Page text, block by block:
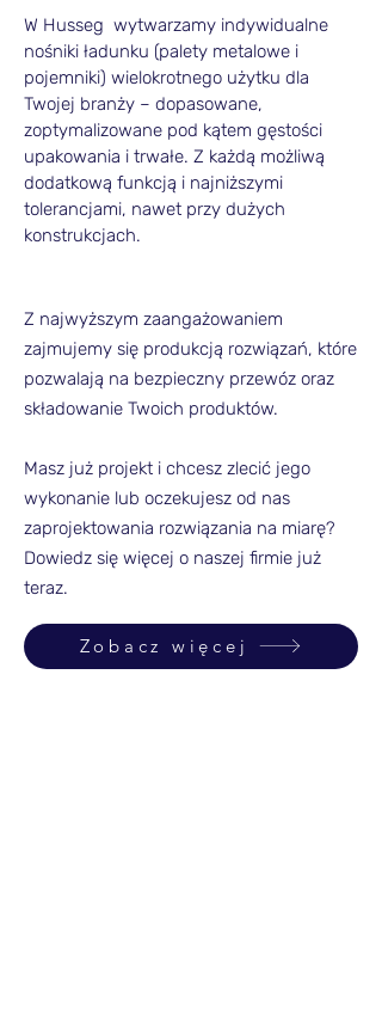
W Husseg wytwarzamy indywidualne
nośniki ładunku (palety metalowe i
pojemniki) wielokrotnego użytku dla
Twojej branży – dopasowane,
zoptymalizowane pod kątem gęstości
upakowania i trwałe. Z każdą możliwą
dodatkową funkcją i najniższymi
tolerancjami, nawet przy dużych
konstrukcjach.
Z najwyższym zaangażowaniem
zajmujemy się produkcją rozwiązań, które
pozwalają na bezpieczny przewóz oraz
składowanie Twoich produktów.
Masz już projekt i chcesz zlecić jego
wykonanie lub oczekujesz od nas
zaprojektowania rozwiązania na miarę?
Dowiedz się więcej o naszej firmie już
teraz.
Zobacz więcej